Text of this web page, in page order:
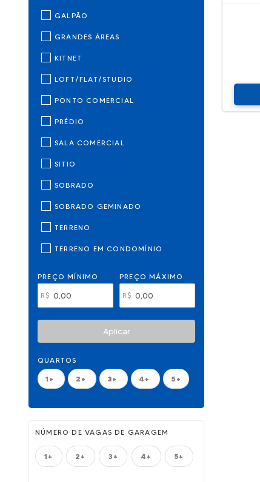
GALPÃO
GRANDES ÁREAS
KITNET
LOFT/FLAT/STUDIO
PONTO COMERCIAL
PRÉDIO
SALA COMERCIAL
SITIO
SOBRADO
SOBRADO GEMINADO
TERRENO
TERRENO EM CONDOMÍNIO
PREÇO MÍNIMO
R$
PREÇO MÁXIMO
R$
Aplicar
QUARTOS
1+ 2+ 3+ 4+ 5+
NÚMERO DE VAGAS DE GARAGEM
1+ 2+ 3+ 4+ 5+